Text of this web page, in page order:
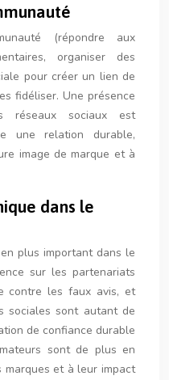
(répondre aux
organiser des
pour créer un lien de
fidéliser. Une présence
sociaux est
une relation durable,
image de marque et à
dans le
plus important dans le
sur les partenariats
contre les faux avis, et
sociales sont autant de
de confiance durable
sont de plus en
marques et à leur impact